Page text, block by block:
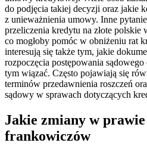
do podjęcia takiej decyzji oraz jakie
z unieważnienia umowy. Inne
przeliczenia kredytu na złote polskie
co mogłoby pomóc w obniżeniu rat
interesują się także tym, jakie
rozpoczęcia postępowania
tym wiązać. Często pojawiają się
terminów przedawnienia roszczeń
sądowy w sprawach dotyczących
Jakie zmiany w prawie
frankowiczów